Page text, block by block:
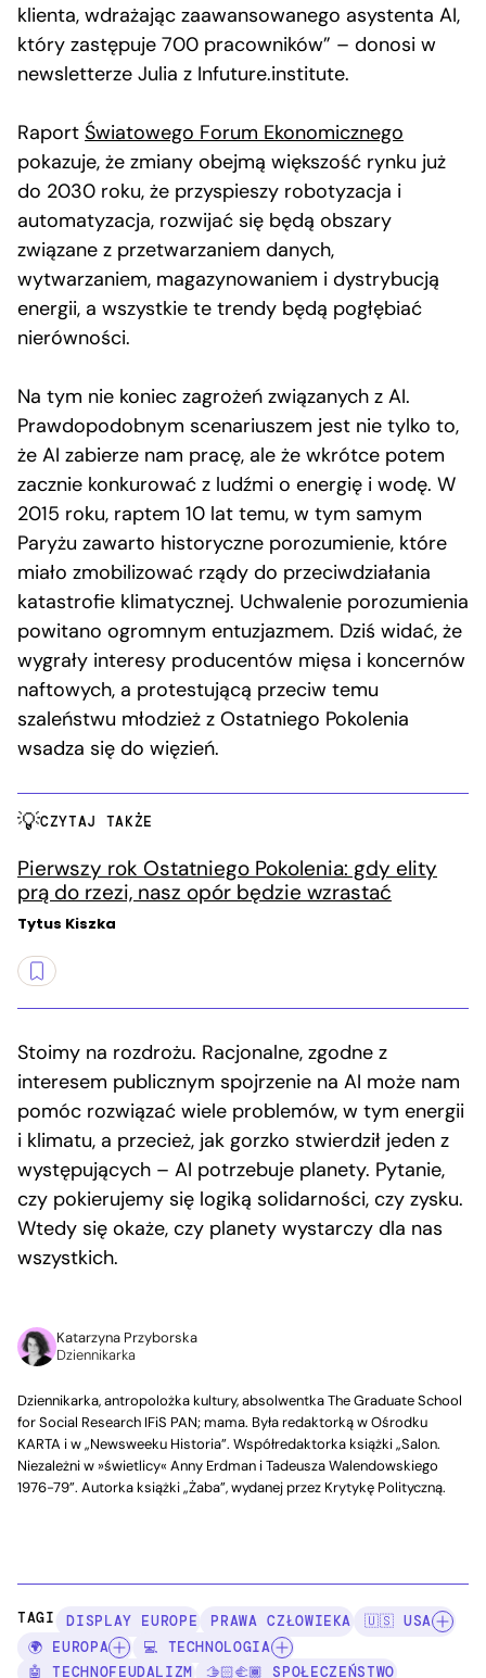
klienta, wdrażając zaawansowanego asystenta AI,
który zastępuje 700 pracowników” – donosi w
newsletterze Julia z Infuture.institute.
Raport Światowego Forum Ekonomicznego
pokazuje, że zmiany obejmą większość rynku już
do 2030 roku, że przyspieszy robotyzacja i
automatyzacja, rozwijać się będą obszary
związane z przetwarzaniem danych,
wytwarzaniem, magazynowaniem i dystrybucją
energii, a wszystkie te trendy będą pogłębiać
nierówności.
Na tym nie koniec zagrożeń związanych z AI.
Prawdopodobnym scenariuszem jest nie tylko to,
że AI zabierze nam pracę, ale że wkrótce potem
zacznie konkurować z ludźmi o energię i wodę. W
2015 roku, raptem 10 lat temu, w tym samym
Paryżu zawarto historyczne porozumienie, które
miało zmobilizować rządy do przeciwdziałania
katastrofie klimatycznej. Uchwalenie porozumienia
powitano ogromnym entuzjazmem. Dziś widać, że
wygrały interesy producentów mięsa i koncernów
naftowych, a protestującą przeciw temu
szaleństwu młodzież z Ostatniego Pokolenia
wsadza się do więzień.
CZYTAJ TAKŻE
Pierwszy rok Ostatniego Pokolenia: gdy elity
prą do rzezi, nasz opór będzie wzrastać
Tytus Kiszka
Stoimy na rozdrożu. Racjonalne, zgodne z
interesem publicznym spojrzenie na AI może nam
pomóc rozwiązać wiele problemów, w tym energii
i klimatu, a przecież, jak gorzko stwierdził jeden z
występujących – AI potrzebuje planety. Pytanie,
czy pokierujemy się logiką solidarności, czy zysku.
Wtedy się okaże, czy planety wystarczy dla nas
wszystkich.
Katarzyna Przyborska
Dziennikarka
Dziennikarka, antropolożka kultury, absolwentka The Graduate School
for Social Research IFiS PAN; mama. Była redaktorką w Ośrodku
KARTA i w „Newsweeku Historia”. Współredaktorka książki „Salon.
Niezależni w »świetlicy« Anny Erdman i Tadeusza Walendowskiego
1976-79”. Autorka książki „Żaba”, wydanej przez Krytykę Polityczną.
TAGI: DISPLAY EUROPE PRAWA CZŁOWIEKA
🇺🇸 USA
🌍 EUROPA
💻 TECHNOLOGIA
🤖 TECHNOFEUDALIZM
🫱🏻‍🫲🏾 SPOŁECZEŃSTWO